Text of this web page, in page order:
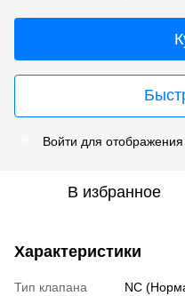
Войти для отображения
В избранное
Характеристики
Тип клапана
NC